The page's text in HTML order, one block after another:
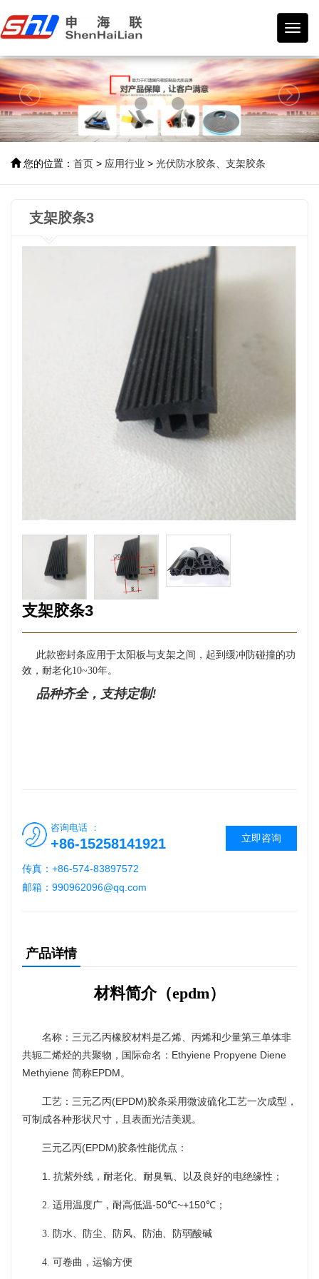
宁波
市海
曙申
联橡
塑制
品有
限公
司
您的位置： 首页 > 应用行业 > 光伏防水胶条、支架胶条
支架胶条3
支架胶条3
此款密封条应用于太阳板与支架之间，起到缓冲防碰撞的功
效 ，耐老化10~30年。
品种齐全，支持定制!
立即咨询
咨询电话 ：
+86-15258141921
传真：+86-574-83897572
邮箱：990962096@qq.com
产品详情
材料简介（epdm）
名称：三元乙丙橡胶材料是乙烯、丙烯和少量第三单体非
共轭二烯烃的共聚物，国际命名： Ethyiene Propyene Diene
Methyiene 简称EPDM 。
工艺：三元乙丙(EPDM) 胶条采用微波硫化工艺一次成型，
可制成各种形状尺寸，且表面光洁美观。
三元乙丙(EPDM) 胶条性能优点：
1. 抗紫外线，耐老化、耐臭氧、以及良好的电绝缘性；
2. 适用温度广，耐高低温-50℃~+150℃ ；
3. 防水、防尘、防风、防油、防弱酸碱
4. 可卷曲，运输方便